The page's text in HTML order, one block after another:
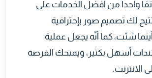
واحداً من أفضل الخدمات على
تتيح لك تصميم صور بإحترافية
شئت، كما أنّه يجعل عملية
أسهل بكثير، ويمنحك الفرصة
الانترنت.